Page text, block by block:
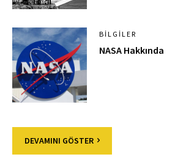
BILGILER
NASA Hakkında
DEVAMINI GÖSTER